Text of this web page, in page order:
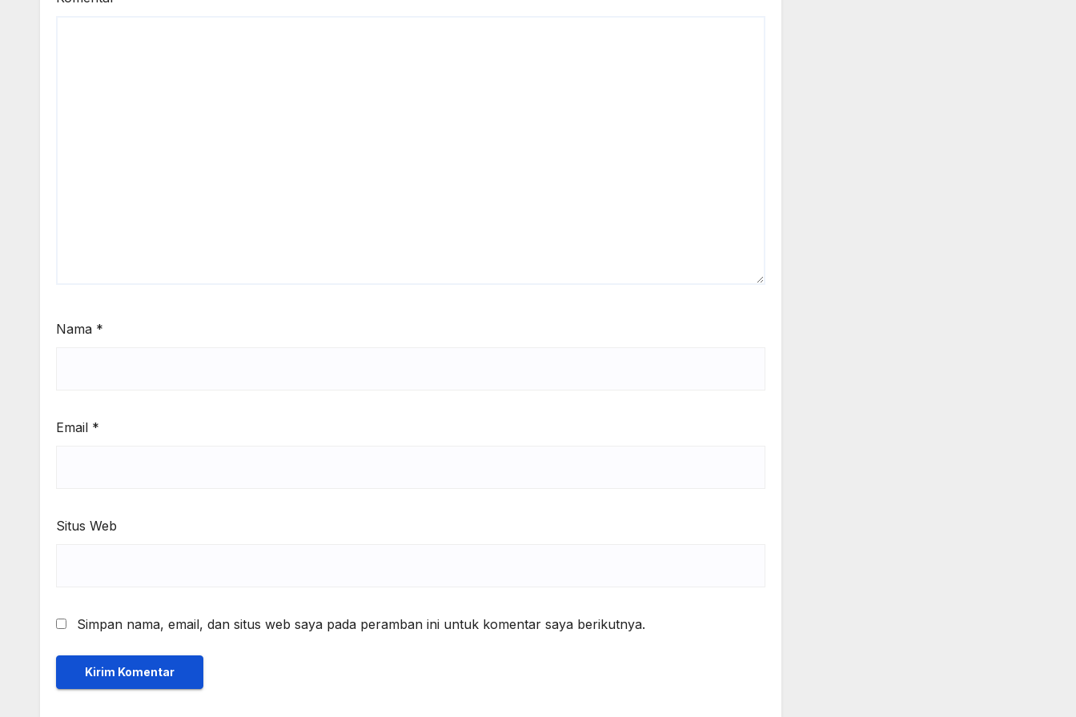
Nama *
Email *
Situs Web
Simpan nama, email, dan situs web saya pada peramban ini untuk komentar saya berikutnya.